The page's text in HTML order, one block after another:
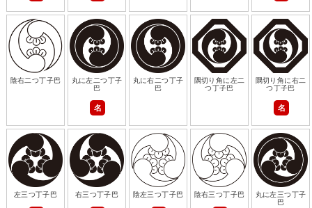
陰右二つ丁子巴
丸に左二つ丁子
巴
名
丸に右二つ丁子
巴
隅切り角に左二
つ丁子巴
隅切り角に右二
つ丁子巴
名
左三つ丁子巴 右三つ丁子巴 陰左三つ丁子巴 陰右三つ丁子巴
丸に左三つ丁子
巴